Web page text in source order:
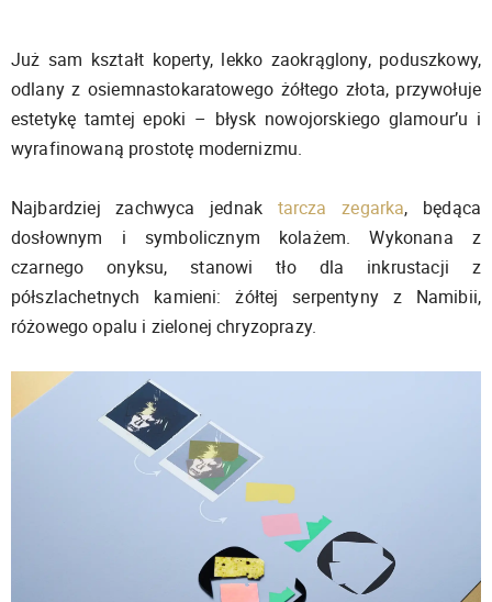
Już sam kształt koperty, lekko zaokrąglony, poduszkowy,
odlany z osiemnastokaratowego żółtego złota, przywołuje
estetykę tamtej epoki – błysk nowojorskiego glamour’u i
wyrafinowaną prostotę modernizmu.
Najbardziej zachwyca jednak tarcza zegarka, będąca
dosłownym i symbolicznym kolażem. Wykonana z
czarnego onyksu, stanowi tło dla inkrustacji z
półszlachetnych kamieni: żółtej serpentyny z Namibii,
różowego opalu i zielonej chryzoprazy.